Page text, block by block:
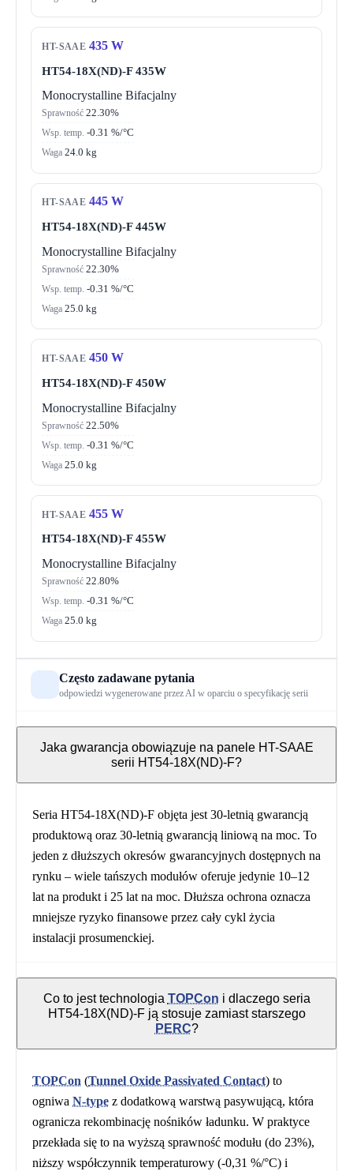
HT-SAAE 435 W
HT54-18X(ND)-F 435W
Monocrystalline Bifacjalny
Sprawność 22.30%
Wsp. temp. -0.31 %/°C
Waga 24.0 kg
HT-SAAE 445 W
HT54-18X(ND)-F 445W
Monocrystalline Bifacjalny
Sprawność 22.30%
Wsp. temp. -0.31 %/°C
Waga 25.0 kg
HT-SAAE 450 W
HT54-18X(ND)-F 450W
Monocrystalline Bifacjalny
Sprawność 22.50%
Wsp. temp. -0.31 %/°C
Waga 25.0 kg
HT-SAAE 455 W
HT54-18X(ND)-F 455W
Monocrystalline Bifacjalny
Sprawność 22.80%
Wsp. temp. -0.31 %/°C
Waga 25.0 kg
Często zadawane pytania
odpowiedzi wygenerowane przez AI w oparciu o specyfikację serii
Jaka gwarancja obowiązuje na panele HT-SAAE
serii HT54-18X(ND)-F?
Seria HT54-18X(ND)-F objęta jest 30-letnią gwarancją
produktową oraz 30-letnią gwarancją liniową na moc. To
jeden z dłuższych okresów gwarancyjnych dostępnych na
rynku – wiele tańszych modułów oferuje jedynie 10–12
lat na produkt i 25 lat na moc. Dłuższa ochrona oznacza
mniejsze ryzyko finansowe przez cały cykl życia
instalacji prosumenckiej.
Co to jest technologia TOPCon i dlaczego seria
HT54-18X(ND)-F ją stosuje zamiast starszego
PERC?
TOPCon (Tunnel Oxide Passivated Contact) to
ogniwa N-type z dodatkową warstwą pasywującą, która
ogranicza rekombinację nośników ładunku. W praktyce
przekłada się to na wyższą sprawność modułu (do 23%),
niższy współczynnik temperaturowy (-0,31 %/°C) i